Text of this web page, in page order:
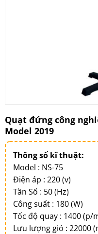
Quạt đứng công
Model 2019
Thông số kĩ thuật:
Model : NS-75
Điện áp : 220 (v)
Tần Số : 50 (Hz)
Công suất : 180 (W)
Tốc độ quay : 1400 (p/
Lưu lượng gió : 22000